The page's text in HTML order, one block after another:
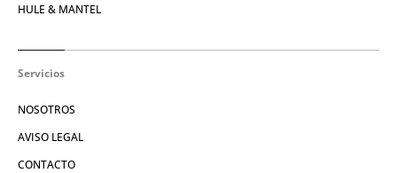
HULE & MANTEL
Servicios
NOSOTROS
AVISO LEGAL
CONTACTO